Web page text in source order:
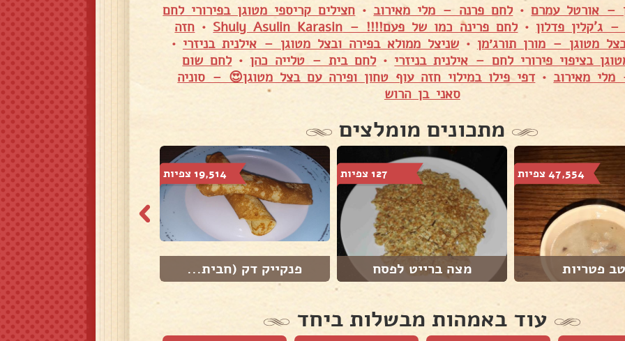
– אורטל עמרם• לחם פרנה – מלי מאירוב • חצילים קריספי מטוגן בפירורי לחם
– ג'קלין פדלון • לחם פרינה כמו של פעם!!!! – Shuly Asulin Karasin • חזה
מטוגן – מורן תורג׳מן •שניצל ממולא בפירה ובצל מטוגן – אילנית בניזרי •
בציפוי פירורי לחם – אילנית בניזרי • לחם בית – טלייה כהן • לחם שום
מאירוב • דפי פילו במילוי חזה עוף טחון ופירה עם בצל מטוגן😍 – סוניה
סאני בן הרוש
מתכונים מומלצים
47,554 צפיות
פטריות
127 צפיות
מצה ברייט לפסח
19,514 צפיות
פנקייק דק (חבית...
עוד באמהות מבשלות ביחד